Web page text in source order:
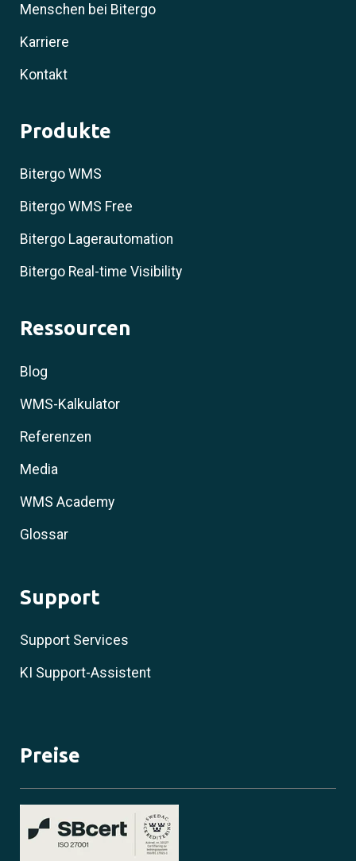
Menschen bei Bitergo
Karriere
Kontakt
Produkte
Bitergo WMS
Bitergo WMS Free
Bitergo Lagerautomation
Bitergo Real-time Visibility
Ressourcen
Blog
WMS-Kalkulator
Referenzen
Media
WMS Academy
Glossar
Support
Support Services
KI Support-Assistent
Preise